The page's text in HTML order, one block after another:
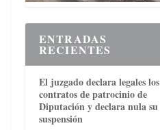
ENTRADAS
RECIENTES
El juzgado declara legales los
contratos de patrocinio de
Diputación y declara nula su
suspensión